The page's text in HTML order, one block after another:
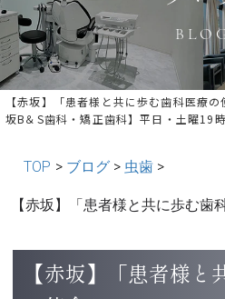
【赤坂】「患者様と共に歩む歯科医療
坂B＆S歯科・矯正歯科】平日・土曜19
TOP > ブログ > 虫歯 >
【赤坂】「患者様と共に歩む歯
« 前の記事へ │記事
【赤坂】「患者様と